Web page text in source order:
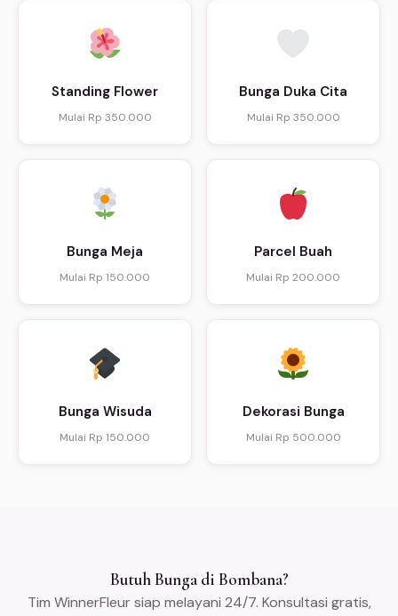
Standing Flower
Mulai Rp 350.000
Bunga Duka Cita
Mulai Rp 350.000
Bunga Meja
Mulai Rp 150.000
Parcel Buah
Mulai Rp 200.000
Bunga Wisuda
Mulai Rp 150.000
Dekorasi Bunga
Mulai Rp 500.000
Butuh Bunga di Bombana?
Tim WinnerFleur siap melayani 24/7. Konsultasi gratis,